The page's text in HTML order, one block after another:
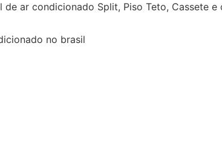
de ar condicionado Split, Piso Teto, Cassete
no brasil